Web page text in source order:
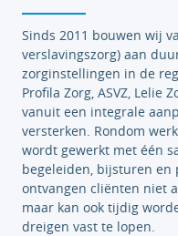
Sinds 2011 bouwen wij
verslavingszorg) aan
zorginstellingen in de
Profila Zorg, ASVZ, Lelie
vanuit een integrale
versterken. Rondom
wordt gewerkt met één
begeleiden, bijsturen
ontvangen cliënten niet
maar kan ook tijdig
dreigen vast te lopen.